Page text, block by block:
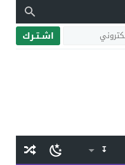
اشـتـرك
↧